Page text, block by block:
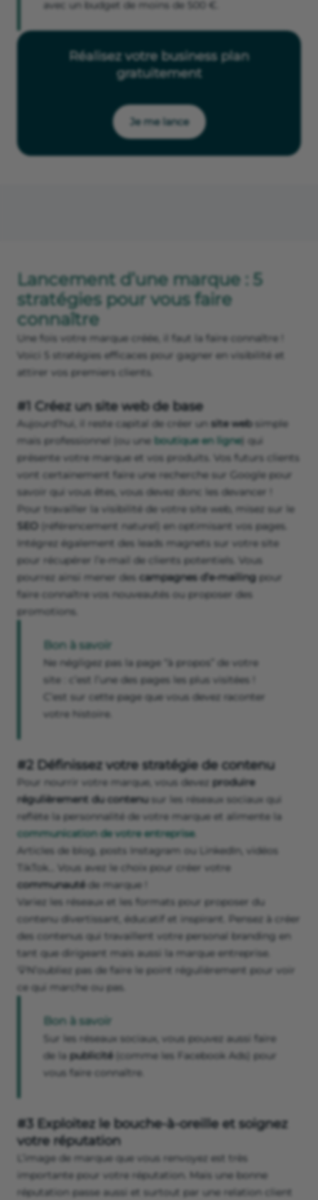
avec un budget de moins de 500 €.
Réalisez votre business plan
gratuitement
Je me lance
Lancement d’une marque : 5
stratégies pour vous faire
connaître
Une fois votre marque créée, il faut la faire connaître !
Voici 5 stratégies efficaces pour gagner en visibilité et
attirer vos premiers clients.
#1 Créez un site web de base
Aujourd’hui, il reste capital de créer un site web simple
mais professionnel (ou une boutique en ligne) qui
présente votre marque et vos produits. Vos futurs clients
vont certainement faire une recherche sur Google pour
savoir qui vous êtes, vous devez donc les devancer !
Pour travailler la visibilité de votre site web, misez sur le
SEO
(référencement naturel) en optimisant vos pages.
Intégrez également des leads magnets sur votre site
pour récupérer l’e-mail de clients potentiels. Vous
pourrez ainsi mener des campagnes d’e-mailing pour
faire connaître vos nouveautés ou proposer des
promotions.
Bon à savoir
Ne négligez pas la page “à propos” de votre
site : c’est l’une des pages les plus visitées !
C’est sur cette page que vous devez raconter
votre histoire.
#2 Définissez votre stratégie de contenu
Pour nourrir votre marque, vous devez produire
régulièrement du contenu sur les réseaux sociaux qui
reflète la personnalité de votre marque et alimente la
communication de votre entreprise.
Articles de blog, posts Instagram ou LinkedIn, vidéos
TikTok... Vous avez le choix pour créer votre
communautéde marque !
Variez les réseaux et les formats pour proposer du
contenu divertissant, éducatif et inspirant. Pensez à créer
des contenus qui travaillent votre personal branding en
tant que dirigeant mais aussi la marque entreprise.
💡N’oubliez pas de faire le point régulièrement pour voir
ce qui marche ou pas.
Bon à savoir
Sur les réseaux sociaux, vous pouvez aussi faire
de la publicité (comme les Facebook Ads) pour
vous faire connaître.
#3 Exploitez le bouche-à-oreille et soignez
votre réputation
L’image de marque que vous renvoyez est très
importante pour votre réputation. Mais une bonne
réputation passe aussi et surtout par une relation client